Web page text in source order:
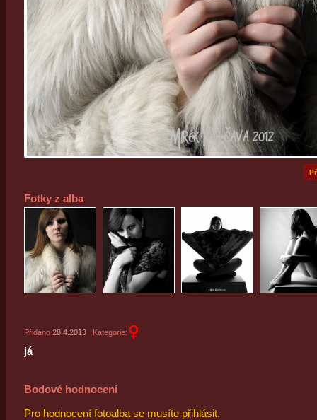
Fotky z alba
Přidáno 28.4.2013 Kategorie:
já
Bodové hodnocení
Pro hodnocení fotoalba se musíte přihlásit.